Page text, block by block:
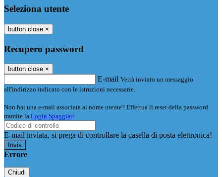
Seleziona utente
button close ×
Recupero password
button close ×
E-mail Verrà inviato un messaggio
all'indirizzo indicato con le istruzioni necessarie.
Non hai una e-mail associata al nome utente? Effettua il reset della password
tramite la Login Spaggiari
E-mail inviata, si prega di controllare la casella di posta elettronica!
Errore
Chiudi